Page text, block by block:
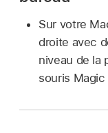
Sur votre
droite avec
niveau de la
souris